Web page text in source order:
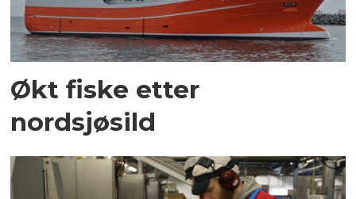
Økt fiske etter
nordsjøsild